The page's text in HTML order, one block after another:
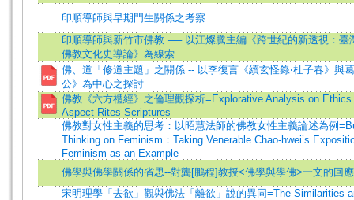
印順導師與早期門生關係之考察
印順導師與新竹市佛教 ── 以江燦騰主編《跨世紀的新透視：臺
佛教文化史導論》為線索
佛、道「修道主題」之關係 -- 以李復言《續玄怪錄‧杜子春》與
公》為中心之探討
佛教《六方禮經》之倫理觀探析=Explorative Analysis on
Aspect Rites Scriptures
佛教對女性主義的思考：以昭慧法師的佛教女性主義論述為例
Thinking on Feminism：Taking Venerable Chao-hwei’s
Feminism as an Example
佛學與佛學關係的省思--對龔[鵬程]教授<佛學與學佛>一文的回應
宋明理學「去欲」觀與佛法「離欲」說的異同=The Similarities